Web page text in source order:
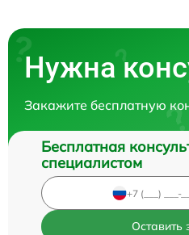
Нужна
Закажите бесплатную
Бесплатная
специалистом
Оставить